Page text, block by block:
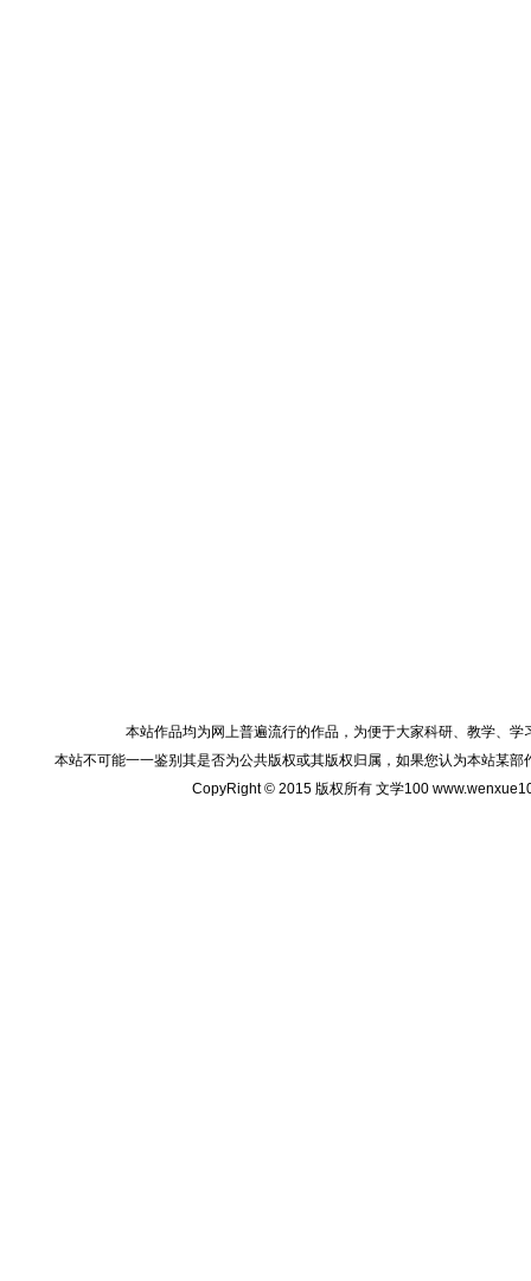
本站作品均为网上普遍流行的作品，为便于大家科研、教学、
本站不可能一一鉴别其是否为公共版权或其版权归属，如果您认为本站某
CopyRight © 2015 版权所有 文学100